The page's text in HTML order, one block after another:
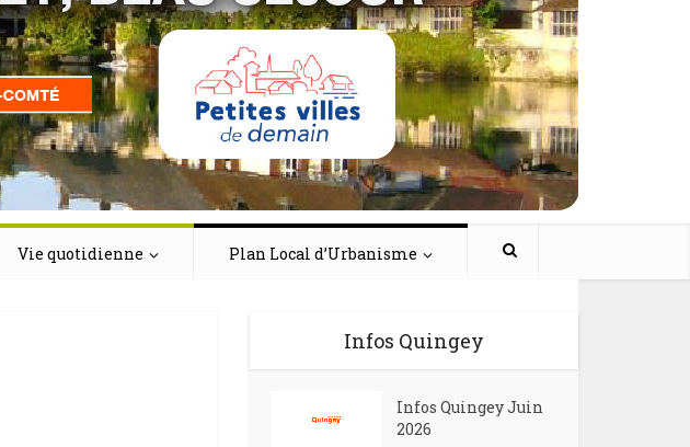
Vie quotidienne Plan Local d’Urbanisme
Infos Quingey
Infos Quingey Juin
2026